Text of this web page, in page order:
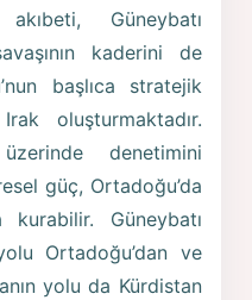
Güneybatı
kaderini de
başlıca stratejik
oluşturmaktadır.
denetimini
güç, Ortadoğu’da
kurabilir. Güneybatı
Ortadoğu’dan ve
yolu da Kürdistan